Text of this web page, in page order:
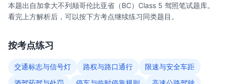
本题出自加拿大不列颠哥伦比亚省（BC）Class 5 驾照笔试题库。
看完上方解析后，可以按下方考点继续练习同类题目。
按考点练习
交通标志与信号灯 路权与路口通行
限速与安全车距